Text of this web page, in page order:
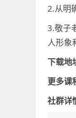
2.从明
3.敬子
人形象
下载地
更多课
社群详